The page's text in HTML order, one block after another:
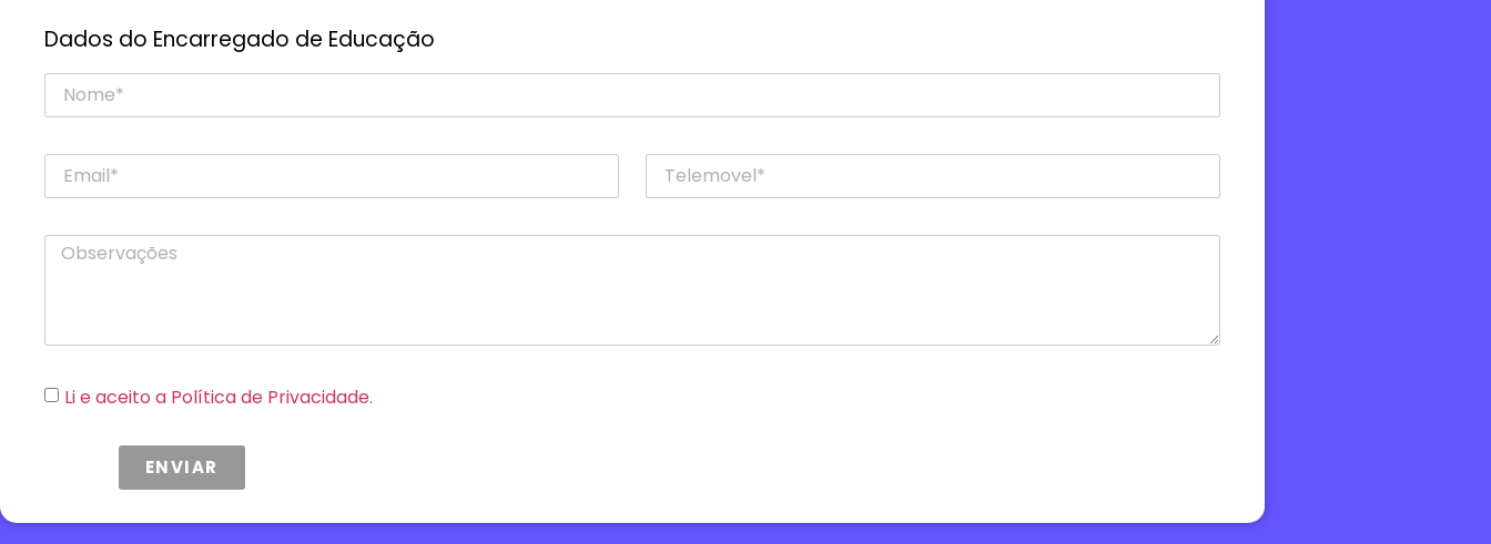
Dados do Encarregado de Educação
Li e aceito a Política de Privacidade.
ENVIAR